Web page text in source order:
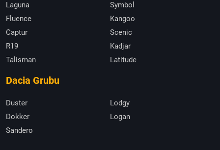
Laguna
Symbol
Fluence
Kangoo
Captur
Scenic
R19
Kadjar
Talisman
Latitude
Dacia Grubu
Duster
Lodgy
Dokker
Logan
Sandero